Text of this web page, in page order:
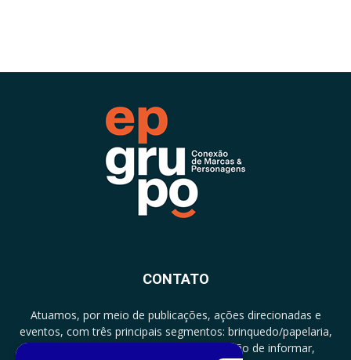
CONTATO
Atuamos, por meio de publicações, ações direcionadas e
eventos, com três principais segmentos: brinquedo/papelaria,
licenciamento e zero a três com a missão de informar,